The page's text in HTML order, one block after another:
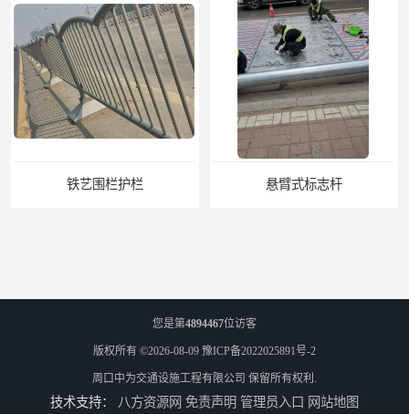
铁艺围栏护栏 悬臂式标志杆
您是第4894467位访客
版权所有 ©2026-08-09 豫ICP备2022025891号-2
周口中为交通设施工程有限公司 保留所有权利.
技术支持： 八方资源网 免责声明 管理员入口 网站地图